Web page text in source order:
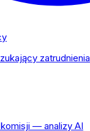
zatrudnienia
— analizy AI